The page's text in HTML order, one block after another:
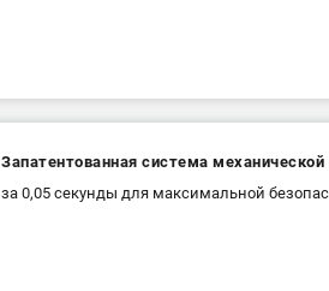
Запатентованная система
за 0,05 секунды для максимальной